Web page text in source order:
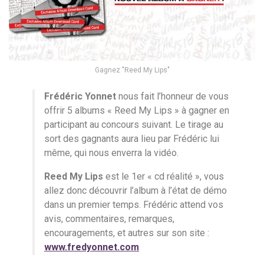
Gagnez "Reed My Lips"
Frédéric Yonnet nous fait l’honneur de vous
offrir 5 albums « Reed My Lips » à gagner en
participant au concours suivant. Le tirage au
sort des gagnants aura lieu par Frédéric lui
même, qui nous enverra la vidéo.
Reed My Lips est le 1er « cd réalité », vous
allez donc découvrir l’album à l’état de démo
dans un premier temps. Frédéric attend vos
avis, commentaires, remarques,
encouragements, et autres sur son site :
www.fredyonnet.com